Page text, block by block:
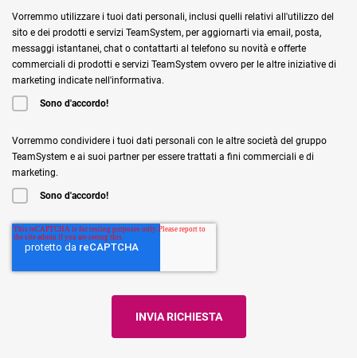
Vorremmo utilizzare i tuoi dati personali, inclusi quelli relativi all'utilizzo del
sito e dei prodotti e servizi TeamSystem, per aggiornarti via email, posta,
messaggi istantanei, chat o contattarti al telefono su novità e offerte
commerciali di prodotti e servizi TeamSystem ovvero per le altre iniziative di
marketing indicate nell'informativa.
Sono d'accordo!
Vorremmo condividere i tuoi dati personali con le altre società del gruppo
TeamSystem e ai suoi partner per essere trattati a fini commerciali e di
marketing.
Sono d'accordo!